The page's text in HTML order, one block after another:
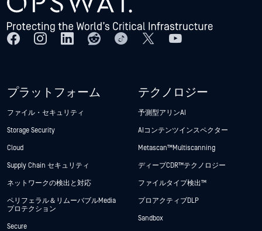
プラットフォーム
ファイル・セキュリティ
Storage Security
Cloud
Supply Chain セキュリティ
ネットワークの検出と対応
ペリフェラル＆リムーバブルMedia
プロテクション
Secure
テクノロジー
予測型アリンAI
AIコンテンツインスペクター
Metascan™ Multiscanning
ディープCDR™テクノロジー
ファイルタイプ検出™
プロアクティブDLP
Sandbox